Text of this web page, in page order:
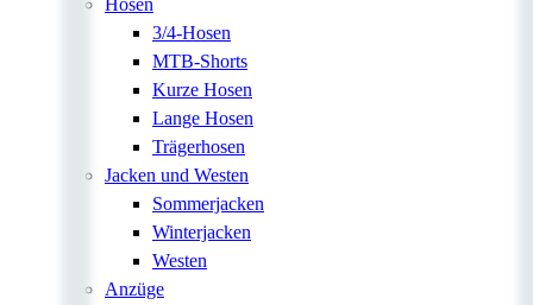
3/4-Hosen
MTB-Shorts
Kurze Hosen
Lange Hosen
Trägerhosen
Jacken und Westen
Sommerjacken
Winterjacken
Westen
Anzüge